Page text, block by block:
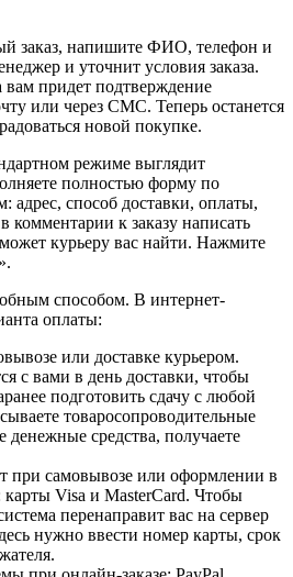
заказ, напишите ФИО, телефон и
и уточнит условия заказа.
вам придет подтверждение
или через СМС. Теперь останется
новой покупке.
режиме выглядит
полностью форму по
адрес, способ доставки, оплаты,
комментарии к заказу написать
курьеру вас найти. Нажмите
способом. В интернет-
оплаты:
или доставке курьером.
с вами в день доставки, чтобы
подготовить сдачу с любой
товаросопроводительные
денежные средства, получаете
при самовывозе или оформлении в
карты Visa и MasterCard. Чтобы
перенаправит вас на сервер
нужно ввести номер карты, срок